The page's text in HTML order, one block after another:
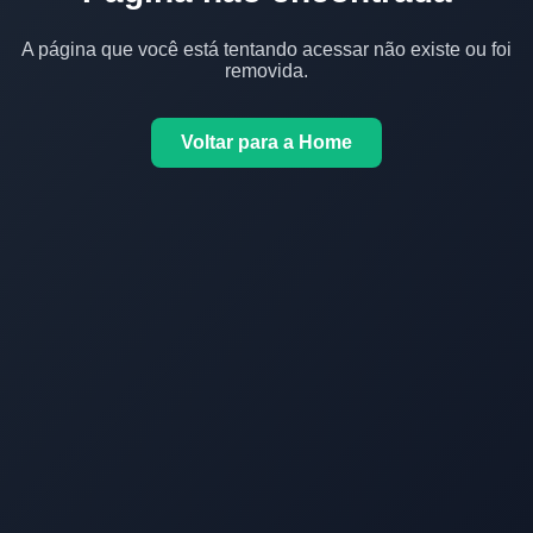
A página que você está tentando acessar não existe ou foi
removida.
Voltar para a Home